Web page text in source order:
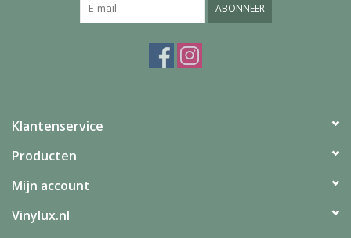
ABONNEER
Klantenservice
Producten
Mijn account
Vinylux.nl